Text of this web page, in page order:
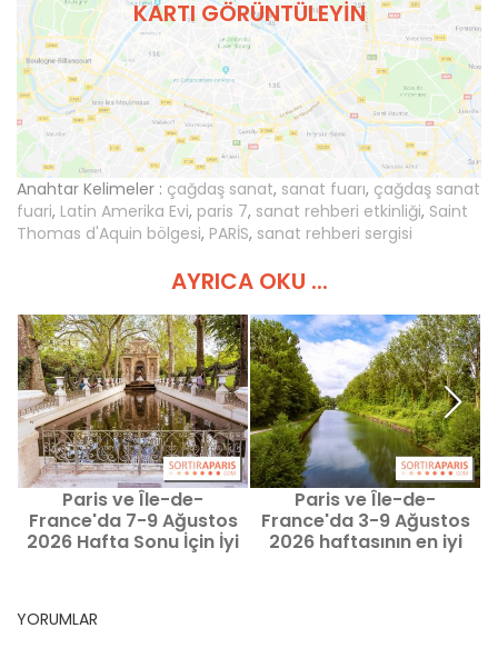
KARTI GÖRÜNTÜLEYIN
Anahtar Kelimeler : çağdaş sanat, sanat fuarı, çağdaş sanat
fuari, Latin Amerika Evi, paris 7, sanat rehberi etkinliği, Saint
Thomas d'Aquin bölgesi, PARİS, sanat rehberi sergisi
AYRICA OKU ...
Paris ve Île-de-
France'da 7-9 Ağustos
2026 Hafta Sonu İçin İyi
Paris ve Île-de-
France'da 3-9 Ağustos
2026 haftasının en iyi
YORUMLAR